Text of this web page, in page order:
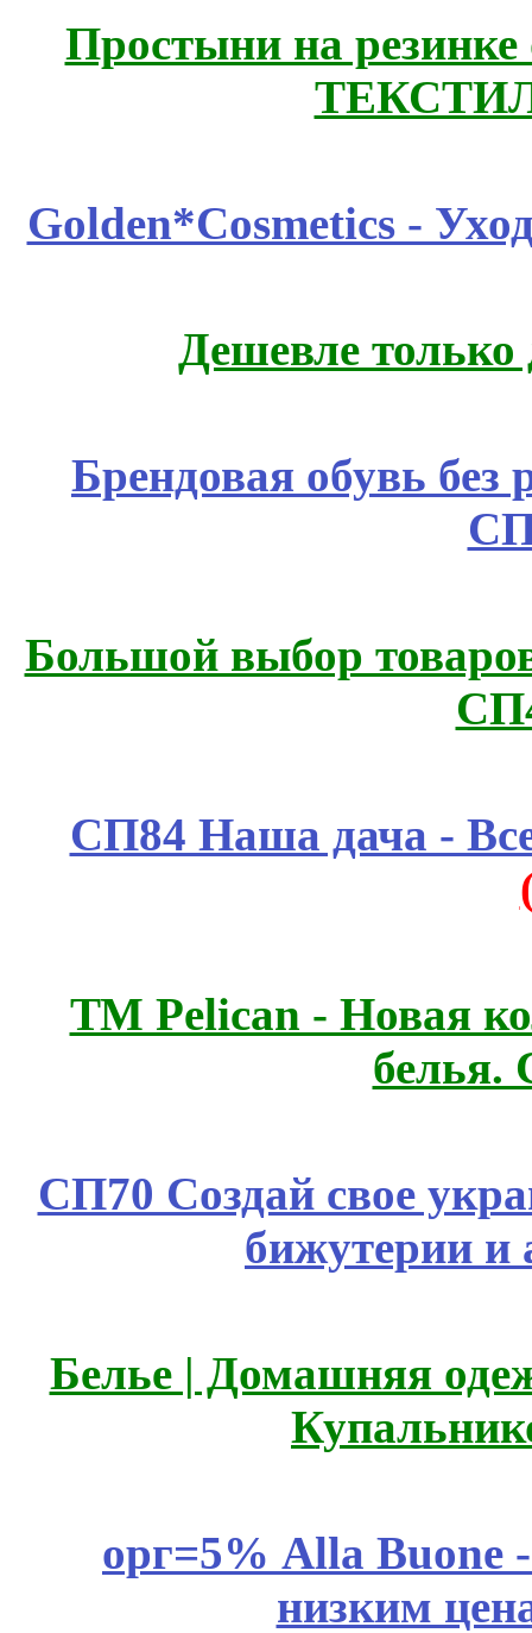
Простыни на
Golden*Cosmetics -
Дешевле
Брендовая обувь без
Большой выбор
СП84 Наша дача -
ТМ Pelican - Новая
белья.
СП70 Создай свое
бижутерии и
Белье | Домашняя
орг=5% Alla Buone
низким